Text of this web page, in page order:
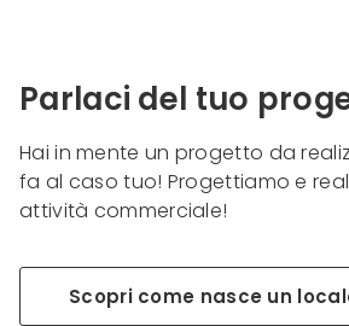
Parlaci del tuo
Hai in mente un progetto da
fa al caso tuo! Progettiamo e
attività commerciale!
Scopri come nasce un